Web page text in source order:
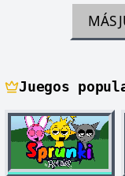
MÁS
Juegos